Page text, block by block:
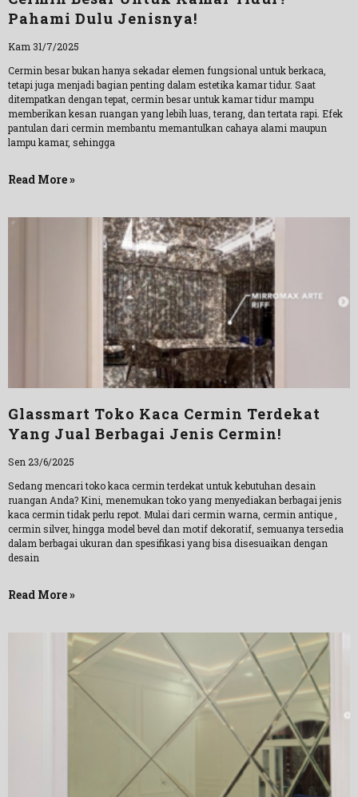
Pahami Dulu Jenisnya!
Kam 31/7/2025
Cermin besar bukan hanya sekadar elemen fungsional untuk berkaca,
tetapi juga menjadi bagian penting dalam estetika kamar tidur. Saat
ditempatkan dengan tepat, cermin besar untuk kamar tidur mampu
memberikan kesan ruangan yang lebih luas, terang, dan tertata rapi. Efek
pantulan dari cermin membantu memantulkan cahaya alami maupun
lampu kamar, sehingga
Read More »
Glassmart Toko Kaca Cermin Terdekat
Yang Jual Berbagai Jenis Cermin!
Sen 23/6/2025
Sedang mencari toko kaca cermin terdekat untuk kebutuhan desain
ruangan Anda? Kini, menemukan toko yang menyediakan berbagai jenis
kaca cermin tidak perlu repot. Mulai dari cermin warna, cermin antique ,
cermin silver, hingga model bevel dan motif dekoratif, semuanya tersedia
dalam berbagai ukuran dan spesifikasi yang bisa disesuaikan dengan
desain
Read More »